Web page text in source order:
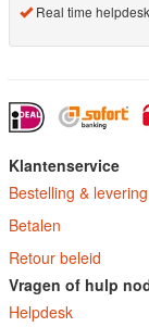
Real time helpdesk
Klantenservice
Bestelling & levering
Betalen
Retour beleid
Vragen of hulp
Helpdesk